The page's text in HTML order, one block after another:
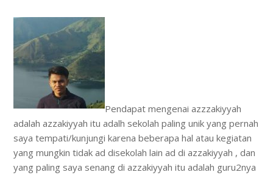
Pendapat mengenai azzzakiyyah
adalah azzakiyyah itu adalh sekolah paling unik yang pernah
saya tempati/kunjungi karena beberapa hal atau kegiatan
yang mungkin tidak ad disekolah lain ad di azzakiyyah , dan
yang paling saya senang di azzakiyyah itu adalah guru2nya